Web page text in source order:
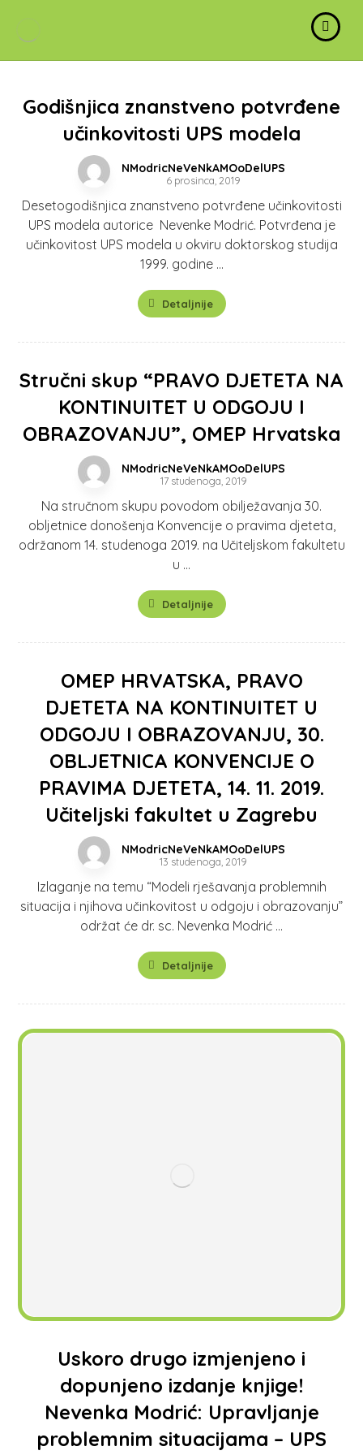
Godišnjica znanstveno potvrđene
učinkovitosti UPS modela
NModricNeVeNkAMOoDelUPS
6 prosinca, 2019
Desetogodišnjica znanstveno potvrđene učinkovitosti
UPS modela autorice Nevenke Modrić. Potvrđena je
učinkovitost UPS modela u okviru doktorskog studija
1999. godine ...
Detaljnije
Stručni skup “PRAVO DJETETA NA
KONTINUITET U ODGOJU I
OBRAZOVANJU”, OMEP Hrvatska
NModricNeVeNkAMOoDelUPS
17 studenoga, 2019
Na stručnom skupu povodom obilježavanja 30.
obljetnice donošenja Konvencije o pravima djeteta,
održanom 14. studenoga 2019. na Učiteljskom fakultetu
u ...
Detaljnije
OMEP HRVATSKA, PRAVO
DJETETA NA KONTINUITET U
ODGOJU I OBRAZOVANJU, 30.
OBLJETNICA KONVENCIJE O
PRAVIMA DJETETA, 14. 11. 2019.
Učiteljski fakultet u Zagrebu
NModricNeVeNkAMOoDelUPS
13 studenoga, 2019
Izlaganje na temu “Modeli rješavanja problemnih
situacija i njihova učinkovitost u odgoju i obrazovanju”
održat će dr. sc. Nevenka Modrić ...
Detaljnije
Uskoro drugo izmjenjeno i
dopunjeno izdanje knjige!
Nevenka Modrić: Upravljanje
problemnim situacijama – UPS